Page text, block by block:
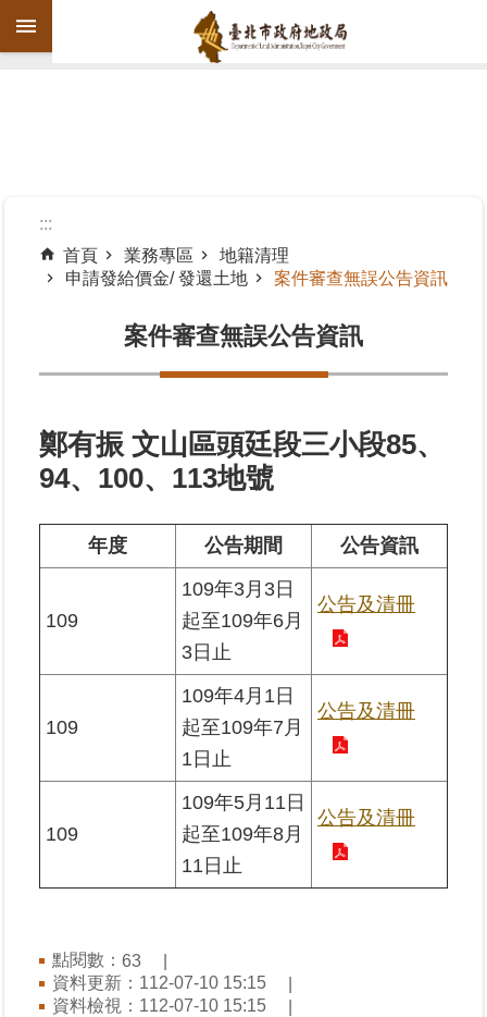
跳到主要內容區塊
機
告
資
訊
務
區
查
申
專
區
:::
首頁
業務專區
地籍清理
申請發給價金/ 發還土地
案件審查無誤公告資訊
案件審查無誤公告資訊
鄭有振 文山區頭廷段三小段85、
94、100、113地號
年度 公告期間 公告資訊
109
109年3月3日
起至109年6月
3日止
公告及清冊
109
109年4月1日
起至109年7月
1日止
公告及清冊
109
109年5月11日
起至109年8月
11日止
公告及清冊
點閱數： 63
資料更新：112-07-10 15:15
資料檢視：112-07-10 15:15